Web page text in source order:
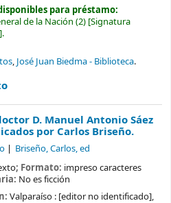
para préstamo:
de la Nación (2) Signatura
.
, José Juan Biedma - Biblioteca.
D. Manuel Antonio Sáez
por Carlos Briseño.
Briseño, Carlos, ed
; Formato: impreso caracteres
No es ficción
Valparaíso : [editor no identificado],